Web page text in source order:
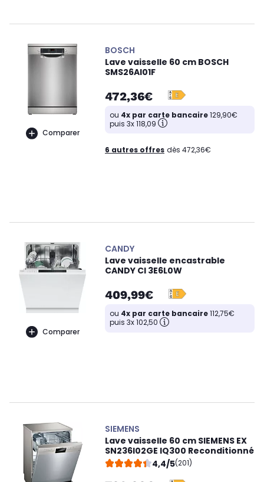
Comparer
BOSCH
Lave vaisselle 60 cm BOSCH
SMS26AI01F
472,36€
ou 4x par carte bancaire129,90€
puis 3x 118,09
6 autres offres dès 472,36€
Comparer
CANDY
Lave vaisselle encastrable
CANDY CI 3E6L0W
409,99€
ou 4x par carte bancaire112,75€
puis 3x 102,50
SIEMENS
Lave vaisselle 60 cm SIEMENS EX
SN236I02GE IQ300 Reconditionné
4,4/5(201)